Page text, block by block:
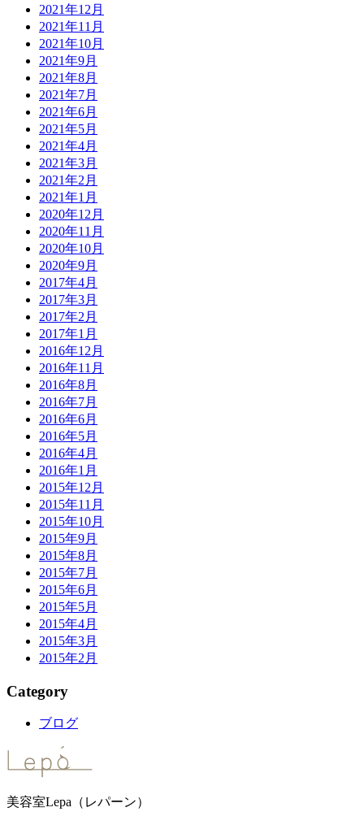
2021年12月
2021年11月
2021年10月
2021年9月
2021年8月
2021年7月
2021年6月
2021年5月
2021年4月
2021年3月
2021年2月
2021年1月
2020年12月
2020年11月
2020年10月
2020年9月
2017年4月
2017年3月
2017年2月
2017年1月
2016年12月
2016年11月
2016年8月
2016年7月
2016年6月
2016年5月
2016年4月
2016年1月
2015年12月
2015年11月
2015年10月
2015年9月
2015年8月
2015年7月
2015年6月
2015年5月
2015年4月
2015年3月
2015年2月
Category
ブログ
美容室Lepa（レパーン）